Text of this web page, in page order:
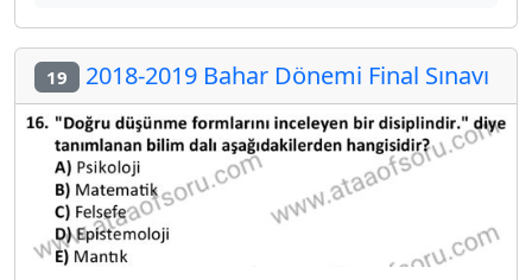
19 2018-2019 Bahar Dönemi Final Sınavı